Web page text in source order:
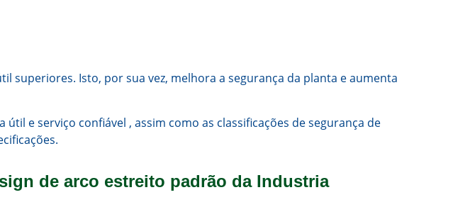
superiores. Isto, por sua vez, melhora a segurança da planta e aumenta
e serviço confiável , assim como as classificações de segurança de
de arco estreito padrão da Industria